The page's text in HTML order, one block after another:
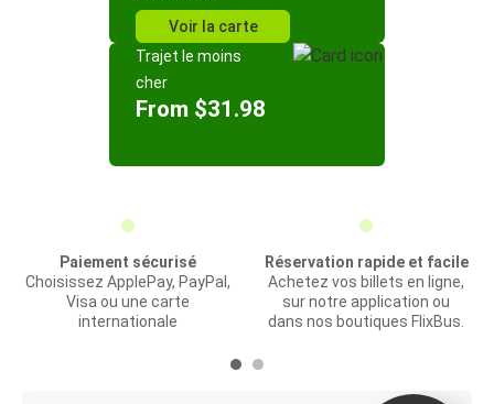
Voir la carte
Trajet le moins
cher
From $31.98
Paiement sécurisé
Choisissez ApplePay, PayPal,
Visa ou une carte
internationale
Réservation rapide et facile
Achetez vos billets en ligne,
sur notre application ou
dans nos boutiques FlixBus.